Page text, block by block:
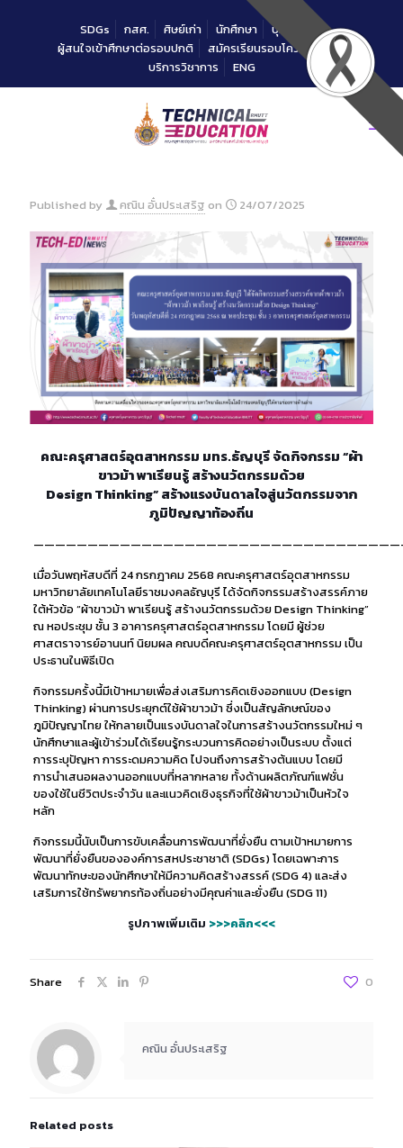
SDGs กสศ. ศิษย์เก่า นักศึกษา
บุคลากร
ผู้สนใจเข้าศึกษาต่อรอบปกติ
สมัครเรียนรอบโควตาคณะ
บริการวิชาการ
ENG
Published by คณิน อั๋นประเสริฐ on 24/07/2025
คณะครุศาสตร์อุตสาหกรรม มทร.ธัญบุรี จัดกิจกรรม “ผ้า
ขาวม้า พาเรียนรู้ สร้างนวัตกรรมด้วย
Design Thinking” สร้างแรงบันดาลใจสู่นวัตกรรมจาก
ภูมิปัญญาท้องถิ่น
เมื่อวันพฤหัสบดีที่ 24 กรกฎาคม 2568 คณะครุศาสตร์อุตสาหกรรม
มหาวิทยาลัยเทคโนโลยีราชมงคลธัญบุรี ได้จัดกิจกรรมสร้างสรรค์ภาย
ใต้หัวข้อ “ผ้าขาวม้า พาเรียนรู้ สร้างนวัตกรรมด้วย Design Thinking”
ณ หอประชุม ชั้น 3 อาคารครุศาสตร์อุตสาหกรรม โดยมี ผู้ช่วย
ศาสตราจารย์อานนท์ นิยมผล คณบดีคณะครุศาสตร์อุตสาหกรรม เป็น
ประธานในพิธีเปิด
กิจกรรมครั้งนี้มีเป้าหมายเพื่อส่งเสริมการคิดเชิงออกแบบ (Design
Thinking) ผ่านการประยุกต์ใช้ผ้าขาวม้า ซึ่งเป็นสัญลักษณ์ของ
ภูมิปัญญาไทย ให้กลายเป็นแรงบันดาลใจในการสร้างนวัตกรรมใหม่ ๆ
นักศึกษาและผู้เข้าร่วมได้เรียนรู้กระบวนการคิดอย่างเป็นระบบ ตั้งแต่
การระบุปัญหา การระดมความคิด ไปจนถึงการสร้างต้นแบบ โดยมี
การนำเสนอผลงานออกแบบที่หลากหลาย ทั้งด้านผลิตภัณฑ์แฟชั่น
ของใช้ในชีวิตประจำวัน และแนวคิดเชิงธุรกิจที่ใช้ผ้าขาวม้าเป็นหัวใจ
หลัก
กิจกรรมนี้นับเป็นการขับเคลื่อนการพัฒนาที่ยั่งยืน ตามเป้าหมายการ
พัฒนาที่ยั่งยืนขององค์การสหประชาชาติ (SDGs) โดยเฉพาะการ
พัฒนาทักษะของนักศึกษาให้มีความคิดสร้างสรรค์ (SDG 4) และส่ง
เสริมการใช้ทรัพยากรท้องถิ่นอย่างมีคุณค่าและยั่งยืน (SDG 11)
รูปภาพเพิ่มเติม >>>คลิก<<<
Share 0
คณิน อั๋นประเสริฐ
Related posts